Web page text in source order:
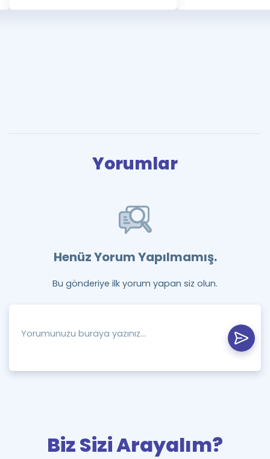
Yorumlar
Henüz Yorum Yapılmamış.
Bu gönderiye ilk yorum yapan siz olun.
Biz Sizi Arayalım?